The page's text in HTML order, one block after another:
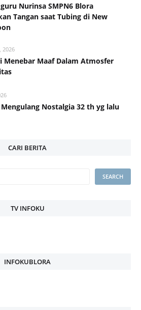
Nurinsa SMPN6 Blora
Tangan saat Tubing di New
2026
Menebar Maaf Dalam Atmosfer
Nostalgia 32 th yg lalu
CARI BERITA
TV INFOKU
INFOKUBLORA